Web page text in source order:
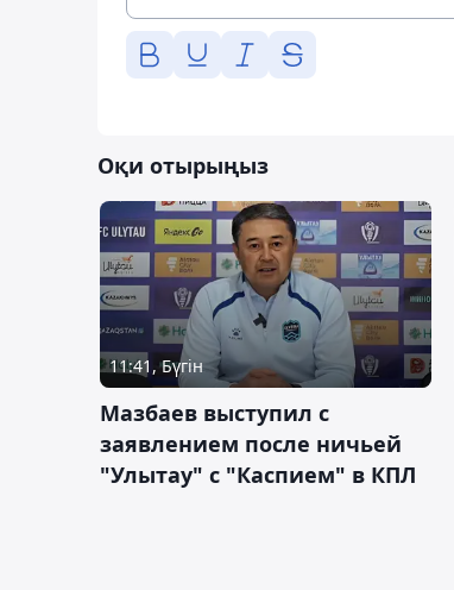
Оқи отырыңыз
11:41, Бүгін
Мазбаев выступил с
заявлением после ничьей
"Улытау" с "Каспием" в КПЛ